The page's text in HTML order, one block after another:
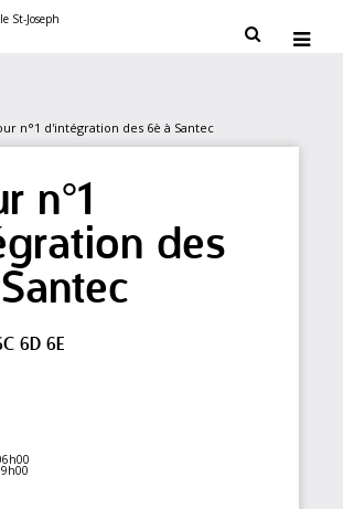
 
n°1 d'intégration des 6è à Santec
n°1
des
6D 6E